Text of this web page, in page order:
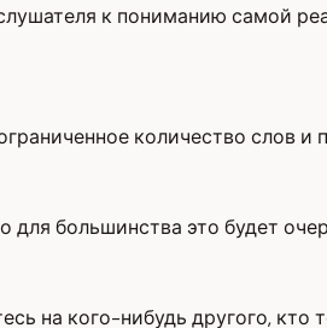
к пониманию самой
количество слов и
большинства это будет
на кого-нибудь другого,